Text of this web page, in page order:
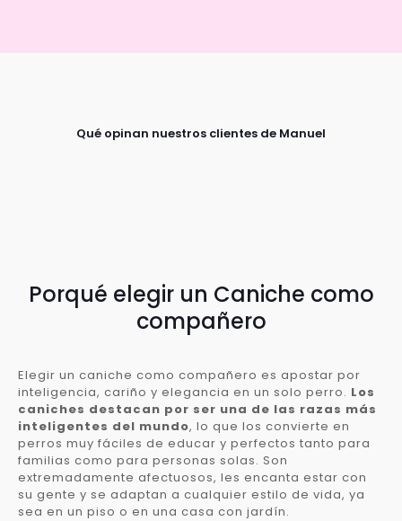
Qué opinan nuestros clientes de Manuel
Porqué elegir un Caniche como
compañero
Elegir un caniche como compañero es apostar por
inteligencia, cariño y elegancia en un solo perro. Los
caniches destacan por ser una de las razas más
inteligentes del mundo, lo que los convierte en
perros muy fáciles de educar y perfectos tanto para
familias como para personas solas. Son
extremadamente afectuosos, les encanta estar con
su gente y se adaptan a cualquier estilo de vida, ya
sea en un piso o en una casa con jardín.